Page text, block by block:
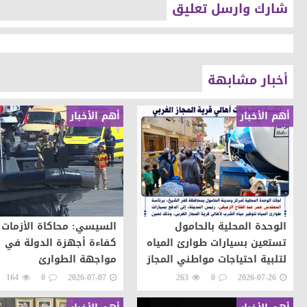
شارك وارسل تعليق
أخبار مشابهة
أهم الأخبار
الوحدة المحلية بالحامول
تستعين بسيارات طوارئ المياه
لتلبية احتياجات مواطني المجاز
2026-07-26
0
263
أهم الأخبار
السيسي: محاكاة
كفاءة أجهزة الدولة في
مواجهة الطوارئ
2026-07-07
0
164